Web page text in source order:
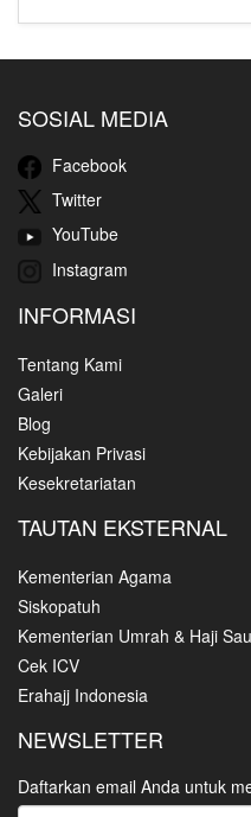
SOSIAL MEDIA
Facebook
Twitter
YouTube
Instagram
INFORMASI
Tentang Kami
Galeri
Blog
Kebijakan Privasi
Kesekretariatan
TAUTAN EKSTERNAL
Kementerian Agama
Siskopatuh
Kementerian Umrah & Haji
Cek ICV
Erahajj Indonesia
NEWSLETTER
Daftarkan email Anda untuk